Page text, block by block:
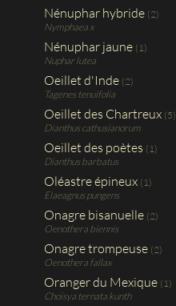
Nénuphar hybride (2)
Nymphaea x
Nénuphar jaune (1)
Nuphar lutea
Oeillet d'Inde (2)
Tagenes tenuifolia
Oeillet des Chartreux (5)
Dianthus cathusianorum
Oeillet des poètes (1)
Dianthus barbatus
Oléastre épineux (1)
Elaeagnus pungens
Onagre bisanuelle (2)
Oenothera biennis
Onagre trompeuse (2)
Oenothera fallax
Oranger du Mexique (1)
Choisya ternata kunth